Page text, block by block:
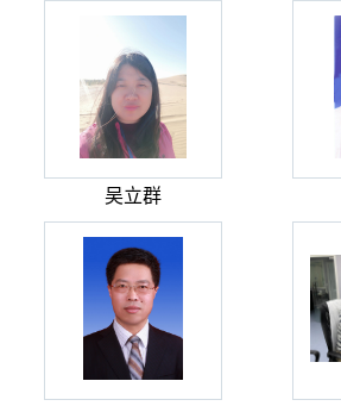
吴立群